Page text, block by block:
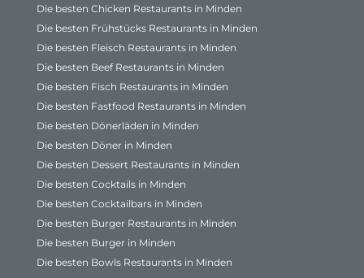
Die besten Chicken Restaurants in Minden
Die besten Frühstücks Restaurants in Minden
Die besten Fleisch Restaurants in Minden
Die besten Beef Restaurants in Minden
Die besten Fisch Restaurants in Minden
Die besten Fastfood Restaurants in Minden
Die besten Dönerläden in Minden
Die besten Döner in Minden
Die besten Dessert Restaurants in Minden
Die besten Cocktails in Minden
Die besten Cocktailbars in Minden
Die besten Burger Restaurants in Minden
Die besten Burger in Minden
Die besten Bowls Restaurants in Minden